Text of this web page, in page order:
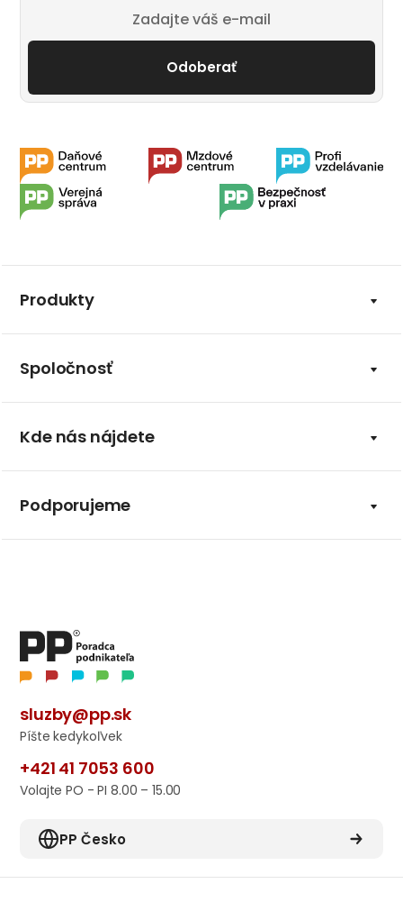
Odoberať
Produkty
Spoločnosť
Kde nás nájdete
Podporujeme
sluzby@pp.sk
Píšte kedykoľvek
+421 41 7053 600
Volajte PO - PI 8.00 – 15.00
PP Česko